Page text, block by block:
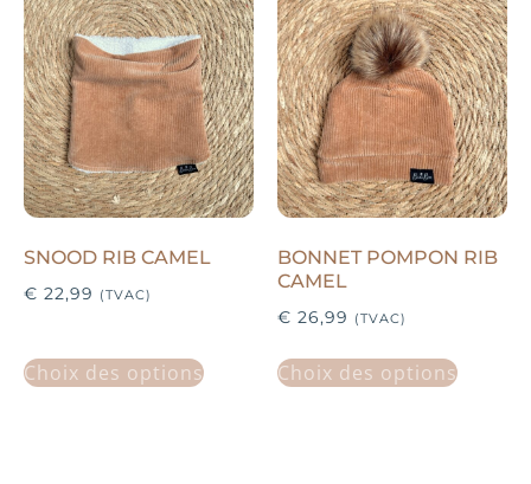
SNOOD RIB CAMEL
€ 22,99 (TVAC)
Choix des options
BONNET POMPON RIB
CAMEL
€ 26,99 (TVAC)
Choix des options